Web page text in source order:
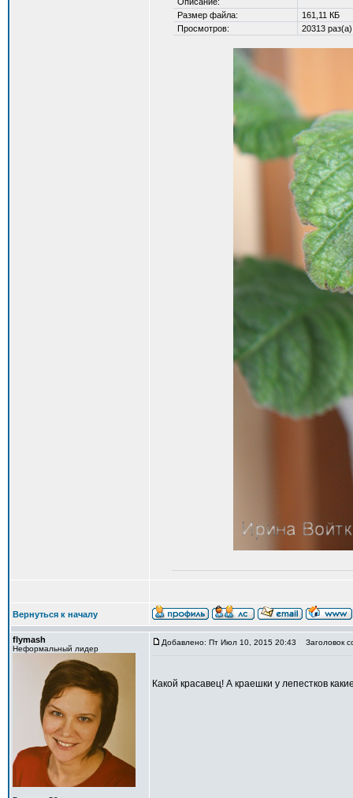
Размер файла:
161,11 КБ
Просмотров:
20313 раз(а)
Вернуться к началу
flymash
Неформальный лидер
Добавлено: Пт Июл 10, 2015 20:43 Заголовок
Какой красавец! А краешки у лепестков